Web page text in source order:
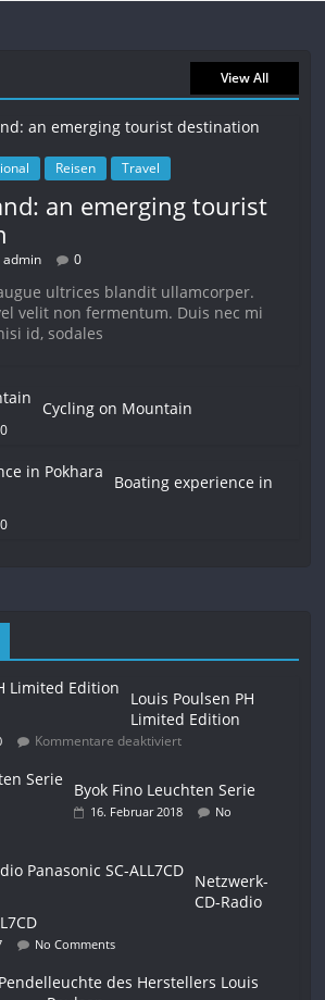
View All
Reisen Travel
an emerging tourist
admin 0
ultrices blandit ullamcorper.
velit non fermentum. Duis nec mi
id, sodales
Cycling on Mountain
0
Boating experience in
0
Louis Poulsen PH
Limited Edition
Kommentare deaktiviert
Byok Fino Leuchten Serie
16. Februar 2018
No
Netzwerk-
CD-Radio
No Comments